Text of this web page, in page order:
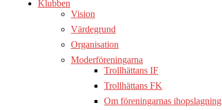
Klubben
Vision
Värdegrund
Organisation
Moderföreningarna
Trollhättans IF
Trollhättans FK
Om föreningarnas ihopslagning